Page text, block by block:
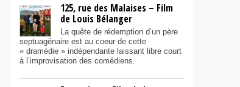
125, rue des Malaises – Film
de Louis Bélanger
La quête de rédemption d’un père
septuagénaire est au coeur de cette
« dramédie » indépendante laissant libre court
à l’improvisation des comédiens.